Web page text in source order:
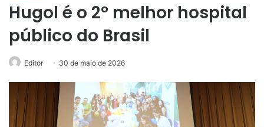
Hugol é o 2º melhor hospital
público do Brasil
Editor 30 de maio de 2026